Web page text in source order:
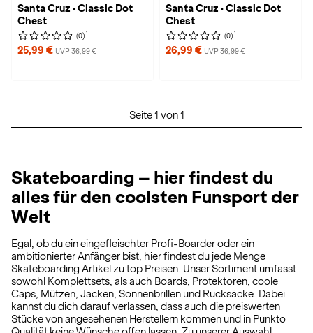
Santa Cruz · Classic Dot
Chest
(0) 1
25,99 € UVP 36,99 €
Santa Cruz · Classic Dot
Chest
(0) 1
26,99 € UVP 36,99 €
Seite 1 von 1
Skateboarding – hier findest du
alles für den coolsten Funsport der
Welt
Egal, ob du ein eingefleischter Profi-Boarder oder ein
ambitionierter Anfänger bist, hier findest du jede Menge
Skateboarding Artikel zu top Preisen. Unser Sortiment umfasst
sowohl Komplettsets, als auch Boards, Protektoren, coole
Caps, Mützen, Jacken, Sonnenbrillen und Rucksäcke. Dabei
kannst du dich darauf verlassen, dass auch die preiswerten
Stücke von angesehenen Herstellern kommen und in Punkto